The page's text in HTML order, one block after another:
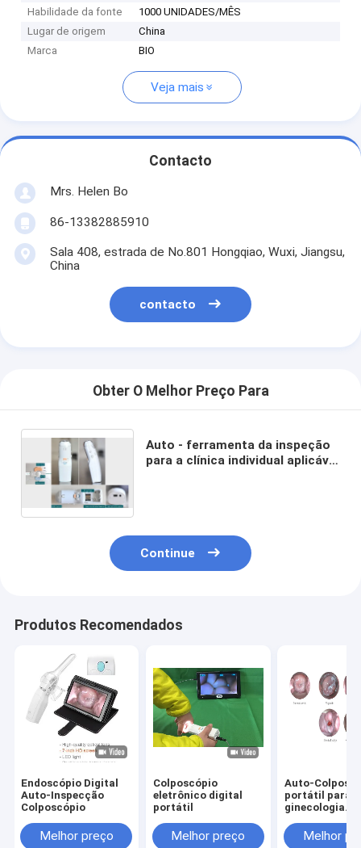
Habilidade da fonte
1000 UNIDADES/MÊS
Lugar de origem
China
Marca
BIO
Veja mais
Contacto
Mrs. Helen Bo
86-13382885910
Sala 408, estrada de No.801 Hongqiao, Wuxi, Jiangsu,
China
contacto
Obter O Melhor Preço Para
Auto - ferramenta da inspeção
para a clínica individual aplicável
Continue
Produtos Recomendados
Endoscópio Digital
Auto-Inspecção
Colposcópio
Melhor preço
Colposcópio
eletrônico digital
portátil
Melhor preço
Auto-
portátil para a
ginecologia
televisão do
computador
Melhor